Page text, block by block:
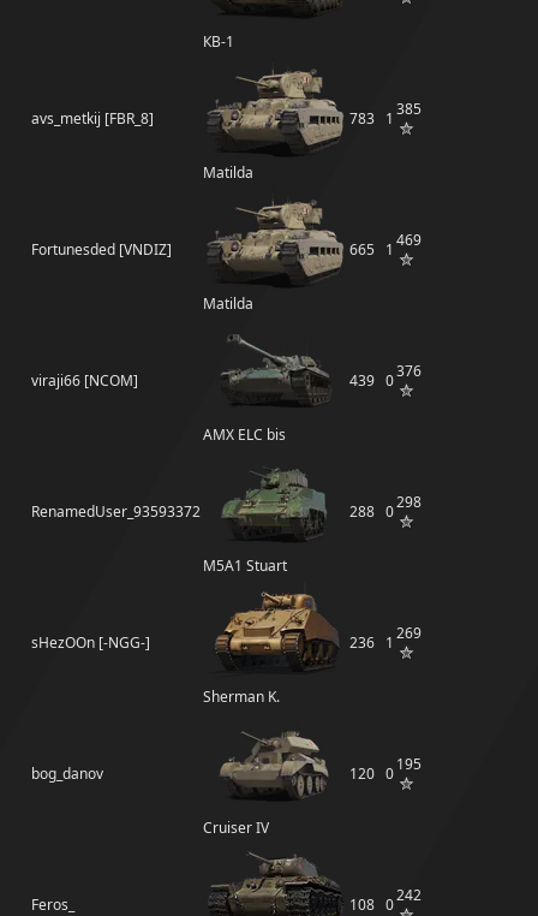
КВ-1
avs_metkij [FBR_8]
Matilda
783 1 385
Fortunesded [VNDIZ]
Matilda
665 1 469
viraji66 [NCOM]
AMX ELC bis
439 0376
RenamedUser_93593372
M5A1 Stuart
288 0298
sHezOOn [-NGG-]
Sherman K.
236 1 269
bog_danov
Cruiser IV
120 0195
Feros_ 108 0242